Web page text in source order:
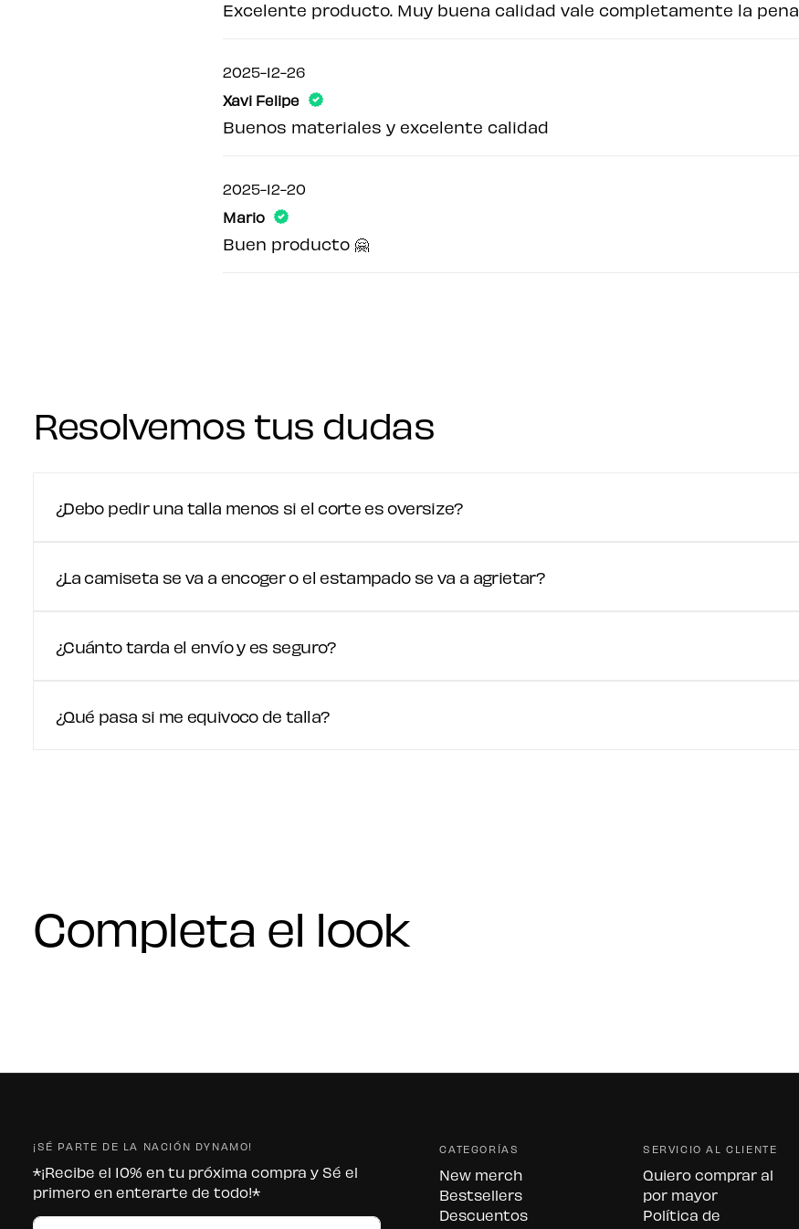
Excelente producto. Muy buena calidad vale completamente la pena
2025-12-26
Xavi Felipe
Buenos materiales y excelente calidad
2025-12-20
Mario
Buen producto 🤗
Resolvemos tus dudas
¿Debo pedir una talla menos si el corte es oversize?
¿La camiseta se va a encoger o el estampado se va a agrietar?
¿Cuánto tarda el envío y es seguro?
¿Qué pasa si me equivoco de talla?
Completa el look
¡SÉ PARTE DE LA NACIÓN DYNAMO!
*¡Recibe el 10% en tu próxima compra y Sé el
primero en enterarte de todo!*
CORREO
CATEGORÍAS
New merch
Bestsellers
Descuentos
SERVICIO AL CLIENTE
Quiero comprar al
por mayor
Política de